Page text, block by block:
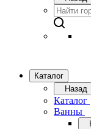
Каталог
Назад
Каталог
Ванны